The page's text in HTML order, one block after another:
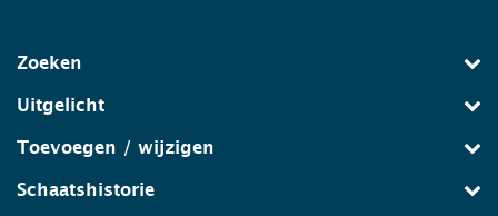
Zoeken
Uitgelicht
Toevoegen / wijzigen
Schaatshistorie